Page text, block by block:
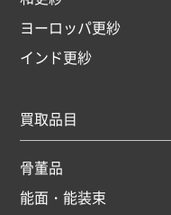
ヨーロッパ更紗
インド更紗
買取品目
骨董品
能面・能装束